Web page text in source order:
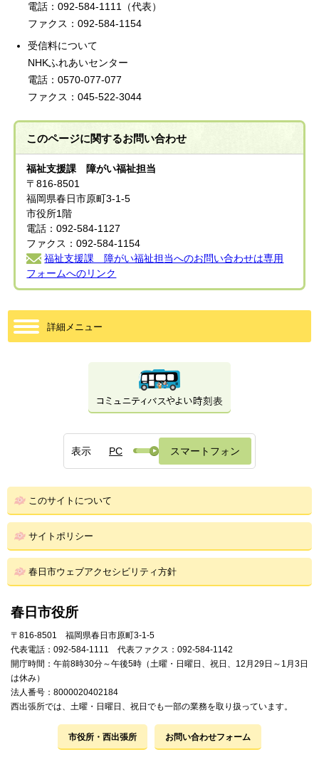
電話：092-584-1111（代表）
ファクス：092-584-1154
受信料について
NHKふれあいセンター
電話：0570-077-077
ファクス：045-522-3044
このページに関するお問い合わせ
福祉支援課 障がい福祉担当
〒816-8501
福岡県春日市原町3-1-5
市役所1階
電話：092-584-1127
ファクス：092-584-1154
福祉支援課 障がい福祉担当へのお問い合わせは専用
フォームへのリンク
詳細メニュー
表示 PC スマートフォン
このサイトについて
サイトポリシー
春日市ウェブアクセシビリティ方針
春日市役所
〒816-8501 福岡県春日市原町3-1-5
代表電話：092-584-1111 代表ファクス：092-584-1142
開庁時間：午前8時30分～午後5時（土曜・日曜日、祝日、12月29日～1月3日
は休み）
法人番号：8000020402184
西出張所では、土曜・日曜日、祝日でも一部の業務を取り扱っています。
市役所・西出張所 お問い合わせフォーム